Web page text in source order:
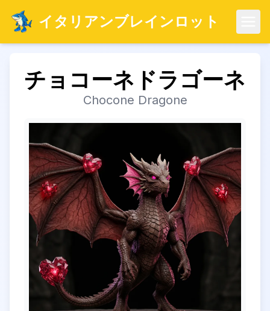
イタリアンブレインロット
チョコーネドラゴーネ
Chocone Dragone